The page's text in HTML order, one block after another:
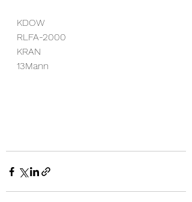
KDOW
RLFA-2000
KRAN
13Mann